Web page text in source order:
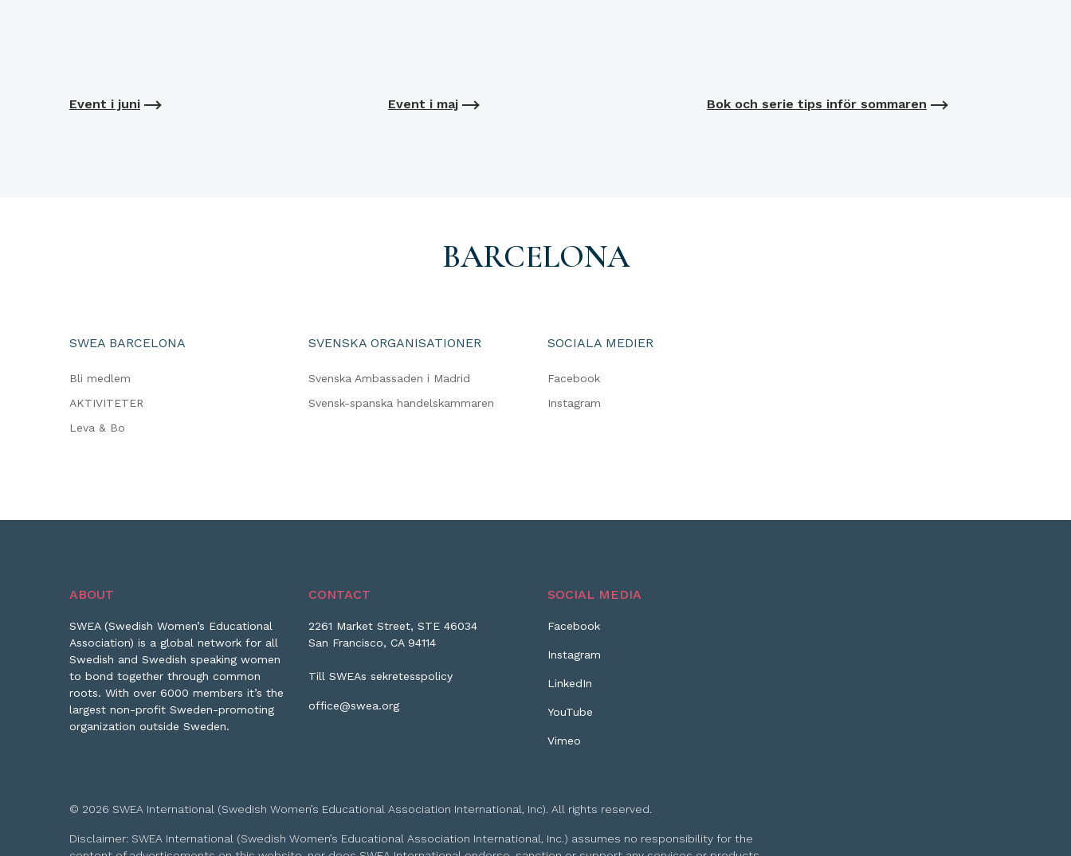
Event i juni Event i maj Bok och serie tips inför sommaren
BARCELONA
SWEA BARCELONA
Bli medlem
AKTIVITETER
Leva & Bo
SVENSKA ORGANISATIONER
Svenska Ambassaden i Madrid
Svensk-spanska handelskammaren
SOCIALA MEDIER
Facebook
Instagram
ABOUT
SWEA (Swedish Women’s Educational
Association) is a global network for all
Swedish and Swedish speaking women
to bond together through common
roots. With over 6000 members it’s the
largest non-profit Sweden-promoting
organization outside Sweden.
CONTACT
2261 Market Street, STE 46034
San Francisco, CA 94114
Till SWEAs sekretesspolicy
office@swea.org
SOCIAL MEDIA
Facebook
Instagram
LinkedIn
YouTube
Vimeo
© 2026 SWEA International (Swedish Women’s Educational Association International, Inc). All rights reserved.
Disclaimer: SWEA International (Swedish Women’s Educational Association International, Inc.) assumes no responsibility for the